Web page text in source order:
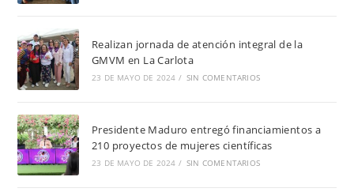
Realizan jornada de atención integral de la
GMVM en La Carlota
23 DE MAYO DE 2024 / SIN COMENTARIOS
Presidente Maduro entregó financiamientos a
210 proyectos de mujeres científicas
23 DE MAYO DE 2024 / SIN COMENTARIOS